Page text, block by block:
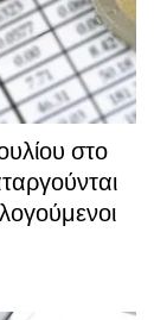
στο